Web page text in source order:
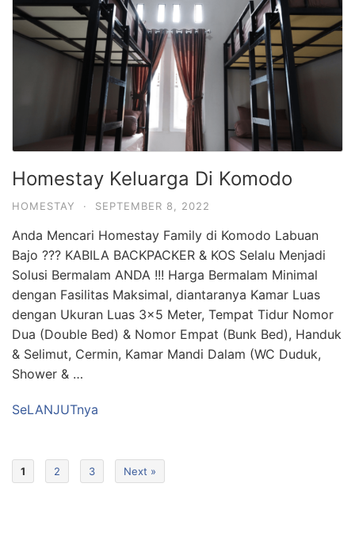
Homestay Keluarga Di Komodo
HOMESTAY · SEPTEMBER 8, 2022
Anda Mencari Homestay Family di Komodo Labuan
Bajo ??? KABILA BACKPACKER & KOS Selalu Menjadi
Solusi Bermalam ANDA !!! Harga Bermalam Minimal
dengan Fasilitas Maksimal, diantaranya Kamar Luas
dengan Ukuran Luas 3×5 Meter, Tempat Tidur Nomor
Dua (Double Bed) & Nomor Empat (Bunk Bed), Handuk
& Selimut, Cermin, Kamar Mandi Dalam (WC Duduk,
Shower & …
SeLANJUTnya
1 2 3 Next »